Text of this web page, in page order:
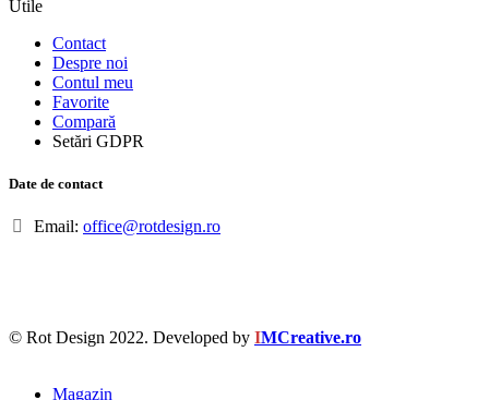
Utile
Contact
Despre noi
Contul meu
Favorite
Compară
Setări GDPR
Date de contact
Email: office@rotdesign.ro
© Rot Design 2022. Developed by IMCreative.ro
Magazin